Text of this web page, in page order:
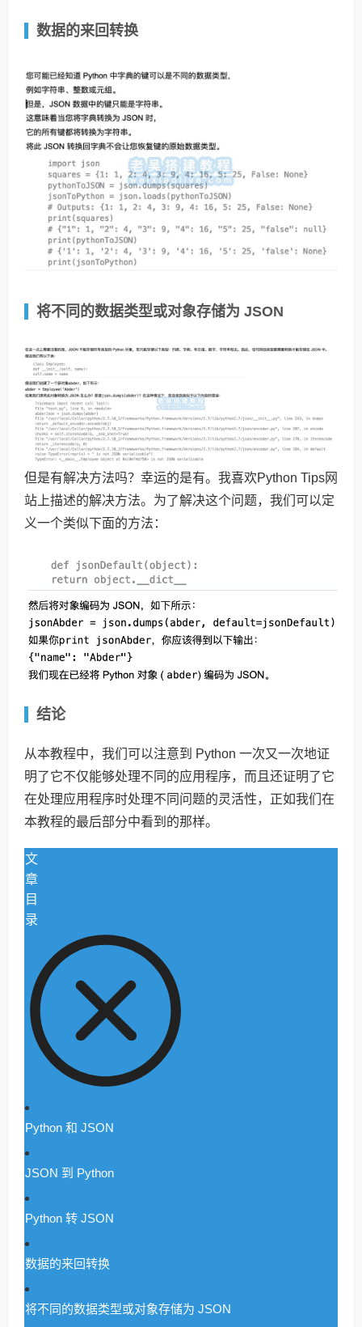
数据的来回转换
将不同的数据类型或对象存储为 JSON
但是有解决方法吗？幸运的是有。我喜欢Python Tips网
站上描述的解决方法。为了解决这个问题，我们可以定
义一个类似下面的方法：
结论
从本教程中，我们可以注意到 Python 一次又一次地证
明了它不仅能够处理不同的应用程序，而且还证明了它
在处理应用程序时处理不同问题的灵活性，正如我们在
本教程的最后部分中看到的那样。
文
章
目
录
Python 和 JSON
JSON 到 Python
Python 转 JSON
数据的来回转换
将不同的数据类型或对象存储为 JSON